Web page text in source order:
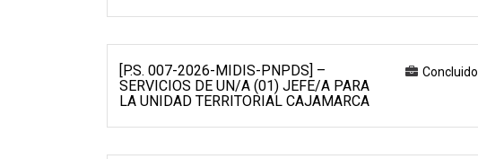
[P.S. 007-2026-MIDIS-PNPDS] –
SERVICIOS DE UN/A (01) JEFE/A PARA
LA UNIDAD TERRITORIAL CAJAMARCA
Concluido